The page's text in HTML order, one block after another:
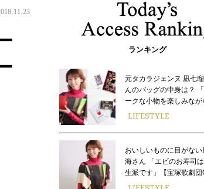
ランキング
元タカラジェンヌ 凪七
んのバッグの中身は？
ークな小物を楽しみな
LIFESTYLE
おいしいものに目がない
海さん 「エビのお寿司
生派です」【宝塚歌劇